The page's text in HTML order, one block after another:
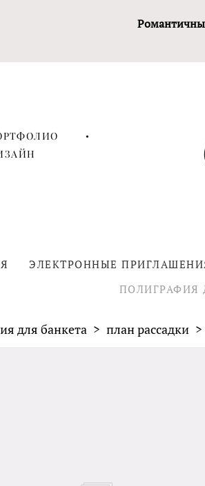
•
ЭЛЕКТРОННЫЕ
ПОЛИГРАФИЯ
для банкета > план рассадки >